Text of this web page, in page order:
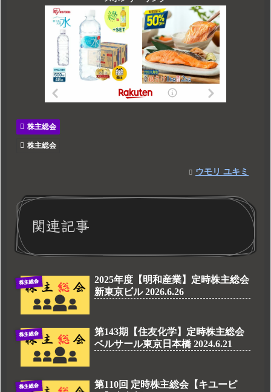
株主総会
株主総会
ウモリ ユキミ
関連記事
株主総会
2025年度【明和産業】定時株主総会
新東京ビル 2026.6.26
株主総会
第143期【住友化学】定時株主総会
ベルサール東京日本橋 2024.6.21
株主総会
第110回 定時株主総会【キユーピ